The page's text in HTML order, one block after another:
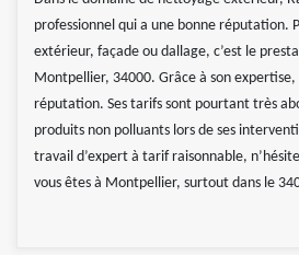
professionnel qui a une bonne réputation.
extérieur, façade ou dallage, c’est le
Montpellier, 34000. Grâce à son expertise,
réputation. Ses tarifs sont pourtant très
produits non polluants lors de ses
travail d’expert à tarif raisonnable,
vous êtes à Montpellier, surtout dans le